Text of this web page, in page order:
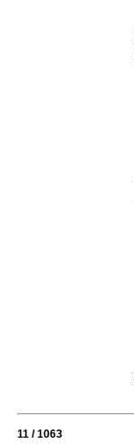
11 / 1063